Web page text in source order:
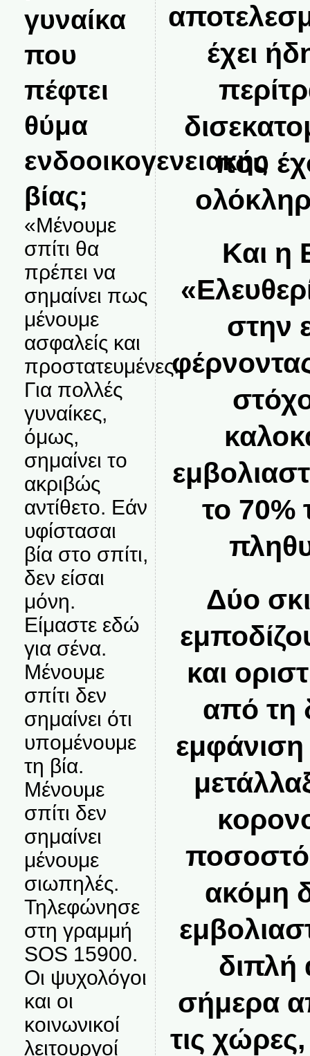
γυναίκα
που
πέφτει
θύμα
ενδοοικογενειακής
βίας;
«Μένουμε
σπίτι θα
πρέπει να
σημαίνει πως
μένουμε
ασφαλείς και
προστατευμένες.
Για πολλές
γυναίκες,
όμως,
σημαίνει το
ακριβώς
αντίθετο. Εάν
υφίστασαι
βία στο σπίτι,
δεν είσαι
μόνη.
Είμαστε εδώ
για σένα.
Μένουμε
σπίτι δεν
σημαίνει ότι
υπομένουμε
τη βία.
Μένουμε
σπίτι δεν
σημαίνει
μένουμε
σιωπηλές.
Τηλεφώνησε
στη γραμμή
SOS 15900.
Οι ψυχολόγοι
και οι
κοινωνικοί
λειτουργοί
έχει
που
Και η
στην
το 70%
Δύο
και
από τη
εμφάνιση
ακόμη
διπλή
σήμερα
τις